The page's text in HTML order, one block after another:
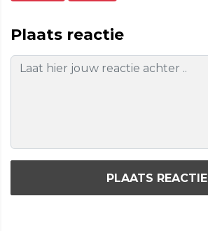
Plaats reactie
PLAATS REACTIE